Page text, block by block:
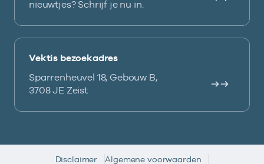
nieuwtjes? Schrijf je nu in.
Vektis bezoekadres
Sparrenheuvel 18, Gebouw B,
3708 JE Zeist
Disclaimer Algemene voorwaarden